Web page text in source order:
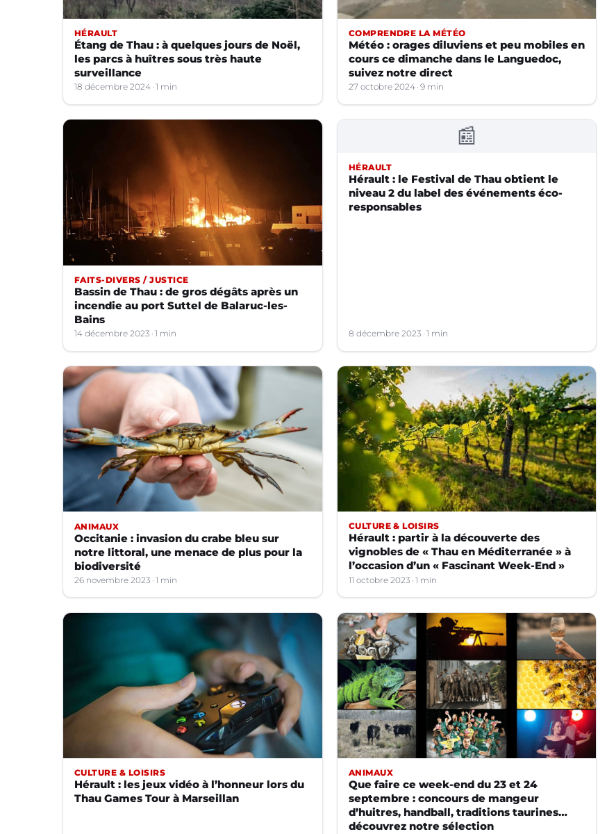
HÉRAULT
Étang de Thau : à quelques jours de Noël,
les parcs à huîtres sous très haute
surveillance
18 décembre 2024 1 min
COMPRENDRE LA MÉTÉO
Météo : orages diluviens et peu mobiles en
cours ce dimanche dans le Languedoc,
suivez notre direct
27 octobre 2024 9 min
FAITS-DIVERS / JUSTICE
Bassin de Thau : de gros dégâts après un
incendie au port Suttel de Balaruc-les-
Bains
14 décembre 2023 1 min
📰
HÉRAULT
Hérault : le Festival de Thau obtient le
niveau 2 du label des événements éco-
responsables
8 décembre 2023 1 min
ANIMAUX
Occitanie : invasion du crabe bleu sur
notre littoral, une menace de plus pour la
biodiversité
26 novembre 2023 1 min
CULTURE & LOISIRS
Hérault : partir à la découverte des
vignobles de « Thau en Méditerranée » à
l’occasion d’un « Fascinant Week-End »
11 octobre 2023 1 min
CULTURE & LOISIRS
Hérault : les jeux vidéo à l’honneur lors du
Thau Games Tour à Marseillan
ANIMAUX
Que faire ce week-end du 23 et 24
septembre : concours de mangeur
d’huitres, handball, traditions taurines…
découvrez notre sélection